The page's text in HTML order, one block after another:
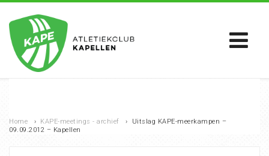
Home › KAPE-meetings - archief ›
Uitslag KAPE-meerkampen –
09.09.2012 – Kapellen